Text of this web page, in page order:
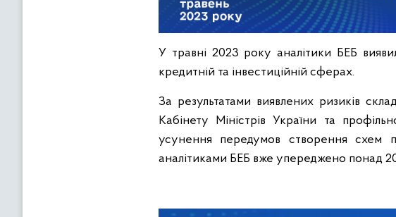
У травні 2023 року аналітики БЕБ
кредитній та інвестиційній сферах.
За результатами виявлених ризиків
Кабінету Міністрів України та
усунення передумов створення схем
аналітиками БЕБ вже упереджено понад